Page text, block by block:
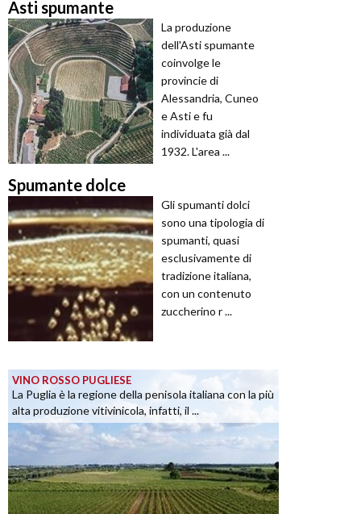
Asti spumante
La produzione
dell'Asti spumante
coinvolge le
provincie di
Alessandria, Cuneo
e Asti e fu
individuata già dal
1932. L'area ...
Spumante dolce
Gli spumanti dolci
sono una tipologia di
spumanti, quasi
esclusivamente di
tradizione italiana,
con un contenuto
zuccherino r ...
VINO ROSSO PUGLIESE
La Puglia è la regione della penisola italiana con la più
alta produzione vitivinicola, infatti, il ...